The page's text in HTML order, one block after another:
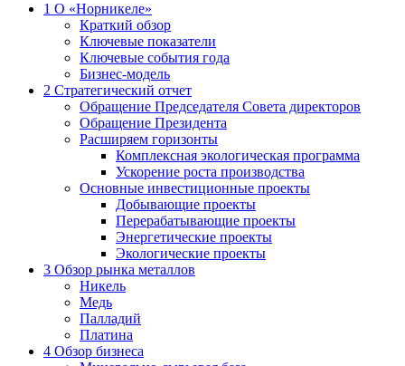
1 О «Норникеле»
Краткий обзор
Ключевые показатели
Ключевые события года
Бизнес-модель
2 Стратегический отчет
Обращение Председателя Совета директоров
Обращение Президента
Расширяем горизонты
Комплексная экологическая программа
Ускорение роста производства
Основные инвестиционные проекты
Добывающие проекты
Перерабатывающие проекты
Энергетические проекты
Экологические проекты
3 Обзор рынка металлов
Никель
Медь
Палладий
Платина
4 Обзор бизнеса